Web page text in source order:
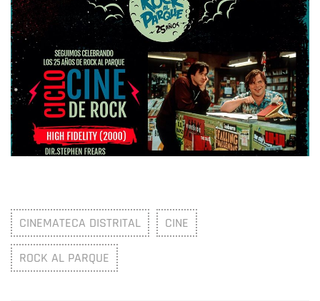
CINEMATECA DISTRITAL CINE
ROCK AL PARQUE